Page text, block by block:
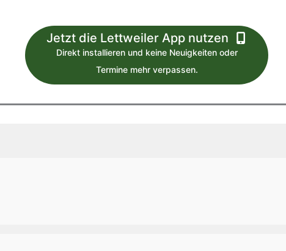
Jetzt die Lettweiler App nutzen
Direkt installieren und keine Neuigkeiten oder
Termine mehr verpassen.